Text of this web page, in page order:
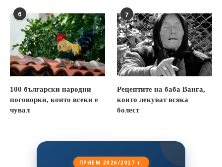
6
100 български народни
поговорки, които всеки е
чувал
7
Рецептите на баба Ванга,
които лекуват всяка
болест
ПРИЕМ 2026/2027 г.